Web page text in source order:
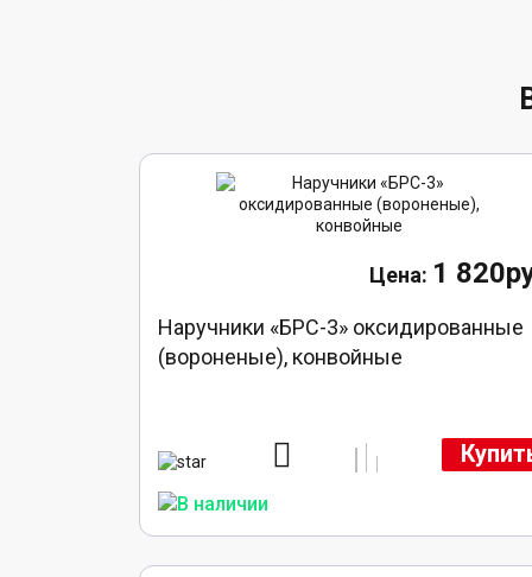
1
Наручники «БРС-3» оксидированные
(вороненые), конвойные